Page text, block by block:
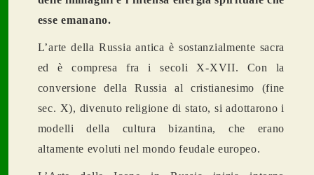
esse emanano.
L’arte della Russia antica è sostanzialmente sacra
ed è compresa fra i secoli X-XVII. Con la
conversione della Russia al cristianesimo (fine
sec. X), divenuto religione di stato, si adottarono i
modelli della cultura bizantina, che erano
altamente evoluti nel mondo feudale europeo.